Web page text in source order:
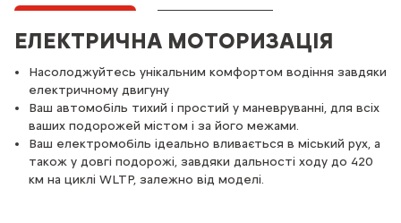
ЕЛЕКТРИЧНА МОТОРИЗАЦІЯ
Насолоджуйтесь унікальним комфортом водіння завдяки
електричному двигуну
Ваш автомобіль тихий і простий у маневруванні, для всіх
ваших подорожей містом і за його межами.
Ваш електромобіль ідеально вливається в міський рух, а
також у довгі подорожі, завдяки дальності ходу до 420
км на циклі WLTP, залежно від моделі.
РІЗНІ РІШЕННЯ ДЛЯ
ЗАРЯДЖАННЯ
Ваш електромобіль Citroën легко заряджати будь-де.
Удома, на роботі, від домашньої розетки або настінної
коробки, на окремій станції для заряджання на шосе, на
автомобільних парковках і на трасах.
Час заряджання може відрізнятися залежно від моделі
автомобіля й обраного рішення для заряджання.